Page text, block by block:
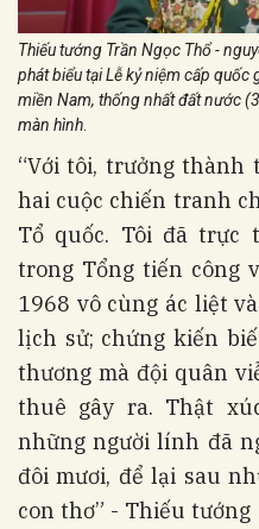
Thiếu tướng Trần Ngọc Thổ -
phát biểu tại Lễ kỷ niệm cấp
miền Nam, thống nhất đất nước
màn hình
“Với tôi, trưởng
hai cuộc chiến tranh
Tổ quốc. Tôi đã trực
trong Tổng tiến công
1968 vô cùng ác liệt
lịch sử; chứng kiến
thương mà đội quân
thuê gây ra. Thật
những người lính đã
đôi mươi, để lại sau
con thơ” - Thiếu tướng